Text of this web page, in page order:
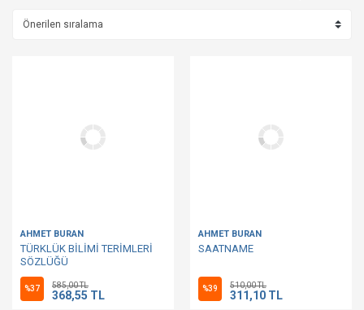
AHMET BURAN
TÜRKLÜK BİLİMİ TERİMLERİ
SÖZLÜĞÜ
%37 585,00 TL
368,55 TL
AHMET BURAN
SAATNAME
%39 510,00 TL
311,10 TL